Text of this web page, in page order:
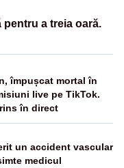
pentru a treia oară.
împușcat mortal în
live pe TikTok.
în direct
un accident vascular
medicul